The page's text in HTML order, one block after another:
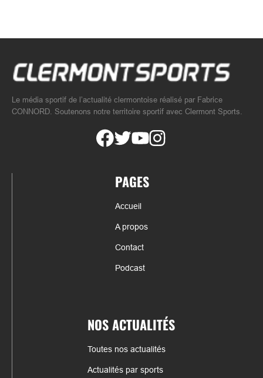
Le média sportif de l’actualité clermontoise réalisé par Fabrice
CONNORD. Soutenons notre territoire sportif avec Clermont Sports.
PAGES
Accueil
A propos
Contact
Podcast
NOS ACTUALITÉS
Toutes nos actualités
Actualités par sports